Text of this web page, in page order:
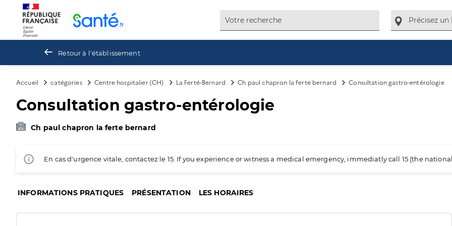
Retour à l'établissement
Accueil catégories Centre hospitalier (CH) La Ferté-Bernard Ch paul chapron la ferte bernard Consultation gastro-entérologie
Consultation gastro-entérologie
Ch paul chapron la ferte bernard
En cas d'urgence vitale, contactez le 15. If you experience or witness a medical emergency, immediatly call 15 (the
INFORMATIONS PRATIQUES PRÉSENTATION LES HORAIRES
Panneau de gestion des cookies